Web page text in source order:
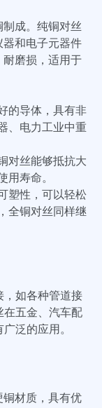
成。纯铜对丝
和电子元器件
磨损，适用于
的导体，具有非
、电力工业中重
对丝能够抵抗大
用寿命。
塑性，可以轻松
全铜对丝同样继
，如各种管道接
在五金、汽车配
泛的应用。
材质，具有优